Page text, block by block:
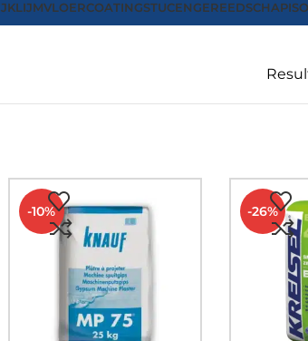
LIJMVLOERCOATINGSTUCENGEREEDSCHAP
-10% -26%